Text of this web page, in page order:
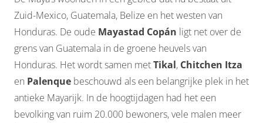
Zuid-Mexico, Guatemala, Belize en het westen van
Honduras. De oude Mayastad Copán ligt net over de
grens van Guatemala in de groene heuvels van
Honduras. Het wordt samen metTikal, Chitchen Itza
en Palenque beschouwd als een belangrijke plek in het
antieke Mayarijk. In de hoogtijdagen had het een
bevolking van ruim 20.000 bewoners, vele malen meer